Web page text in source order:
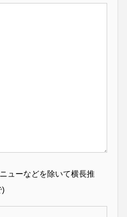
ューなどを除いて横長推
)